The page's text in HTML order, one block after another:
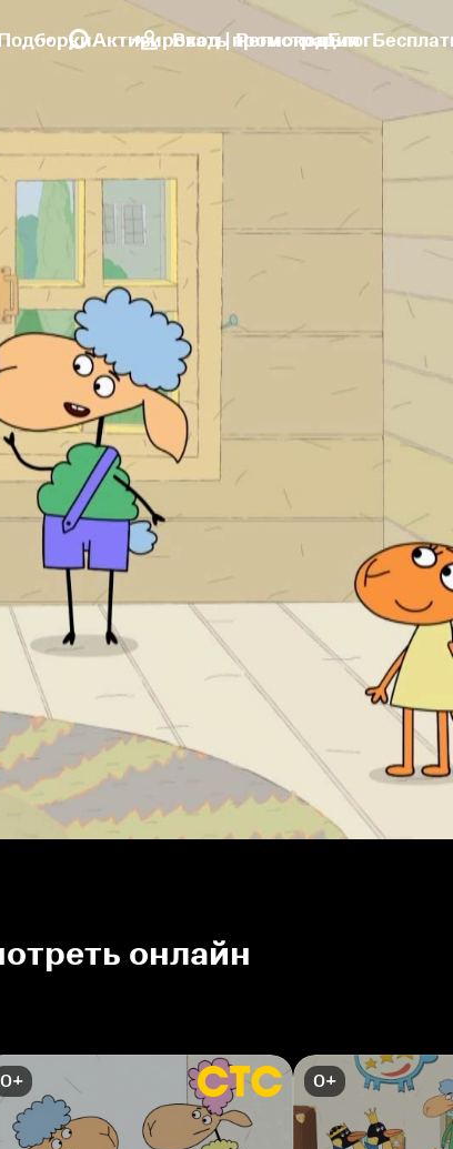
Активировать промокодБлог
Вход | Регистрация
онлайн
0+ 0+